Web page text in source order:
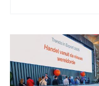
actieve
ondernemers